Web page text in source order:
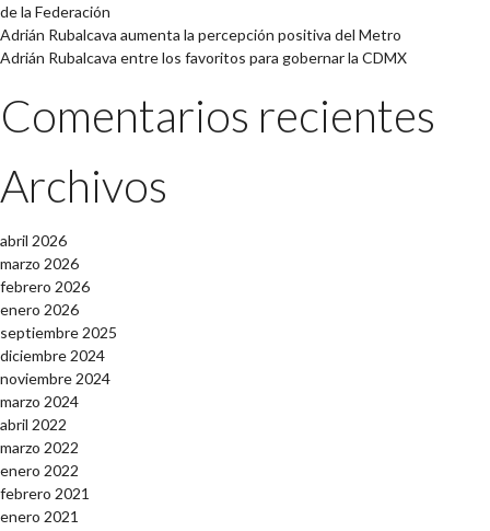
de la Federación
Adrián Rubalcava aumenta la percepción positiva del Metro
Adrián Rubalcava entre los favoritos para gobernar la CDMX
Comentarios recientes
Archivos
abril 2026
marzo 2026
febrero 2026
enero 2026
septiembre 2025
diciembre 2024
noviembre 2024
marzo 2024
abril 2022
marzo 2022
enero 2022
febrero 2021
enero 2021